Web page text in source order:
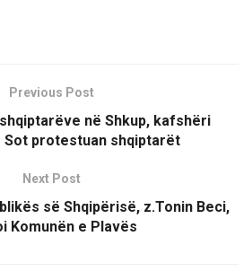
Previous Post
në Shkup, kafshëri
Sot protestuan shqiptarët
Next Post
së Shqipërisë, z.Tonin Beci,
Komunën e Plavës